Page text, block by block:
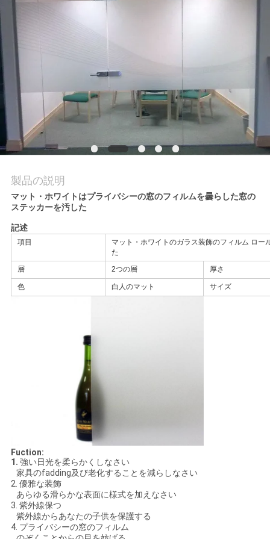
品
質
管
理
連
く
だ
さ
い
く
だ
さ
い
製品の説明
マット・ホワイトはプライバシーの窓のフィルムを曇らした窓の
ステッカーを汚した
記述
項目
マット・ホワイトのガラス装飾のフィルム ロ
た
層
2つの層 厚さ
色 白人のマット サイズ
Fuction:
1. 強い日光を柔らかくしなさい
家具のfadding及び老化することを減らしなさい
2. 優雅な装飾
あらゆる滑らかな表面に様式を加えなさい
3. 紫外線保つ
紫外線からあなたの子供を保護する
4. プライバシーの窓のフィルム